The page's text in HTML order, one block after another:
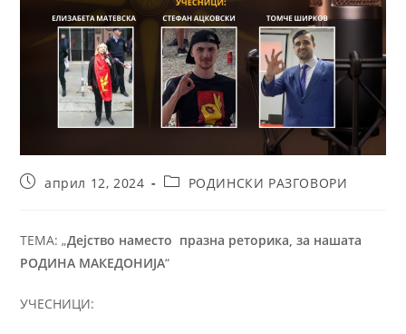
април 12, 2024 РОДИНСКИ РАЗГОВОРИ
ТЕМА: „Дејство наместо празна реторика, за нашата
РОДИНА МАКЕДОНИЈА“
УЧЕСНИЦИ: